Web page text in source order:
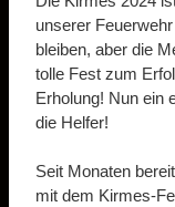
unserer
bleiben, aber die
tolle Fest zum
Erholung! Nun ein
die Helfer!
Seit Monaten
mit dem Kirmes-